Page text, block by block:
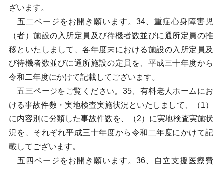
ざいます。
五二ページをお開き願います。34、重症心身障害児
（者）施設の入所定員及び待機者数並びに通所定員の推
移といたしまして、各年度末における施設の入所定員及
び待機者数並びに通所施設の定員を、平成三十年度から
令和二年度にかけて記載してございます。
五三ページをご覧ください。35、有料老人ホームにお
ける事故件数・実地検査実施状況といたしまして、（1）
に内容別に分類した事故件数を、（2）に実地検査実施状
況を、それぞれ平成三十年度から令和二年度にかけて記
載してございます。
五四ページをお開き願います。36、自立支援医療費